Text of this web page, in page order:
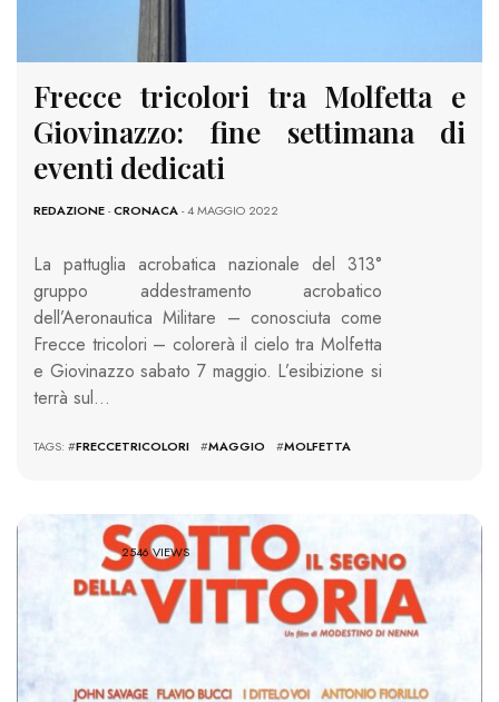
Frecce tricolori tra Molfetta e
Giovinazzo: fine settimana di
eventi dedicati
REDAZIONE-CRONACA- 4 MAGGIO 2022
La pattuglia acrobatica nazionale del 313°
gruppo addestramento acrobatico
dell’Aeronautica Militare – conosciuta come
Frecce tricolori – colorerà il cielo tra Molfetta
e Giovinazzo sabato 7 maggio. L’esibizione si
terrà sul…
TAGS: #FRECCETRICOLORI #MAGGIO #MOLFETTA
2546 VIEWS